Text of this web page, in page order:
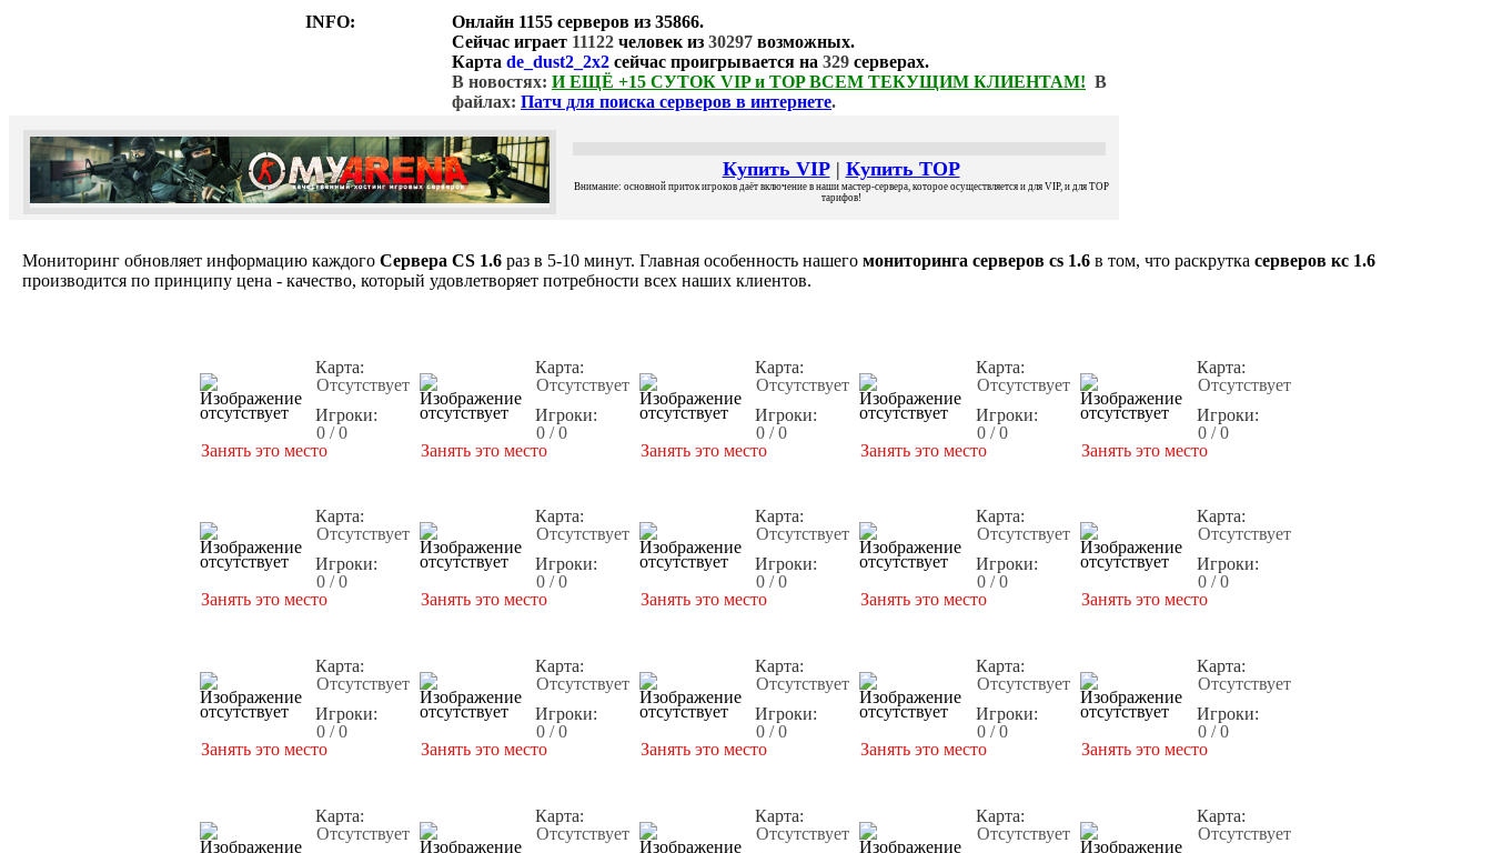
INFO: Онлайн 1155 серверов из 35866.
Сейчас играет 11122 человек из 30297 возможных.
Карта de_dust2_2x2 сейчас проигрывается на 329 серверах.
В новостях: И ЕЩЁ +15 СУТОК VIP и TOP ВСЕМ ТЕКУЩИМ КЛИЕНТАМ! В
файлах: Патч для поиска серверов в интернете.
Купить VIP| Купить TOP
Внимание: основной приток игроков даёт включение в наши мастер-сервера, которое осуществляется и для VIP, и для TOP
тарифов!
Мониторинг обновляет информацию каждого Сервера CS 1.6 раз в 5-10 минут. Главная особенность нашего мониторинга серверов cs 1.6 в том, что раскрутка серверов кс 1.6
производится по принципу цена - качество, который удовлетворяет потребности всех наших клиентов.
Карта:
Отсутствует
Игроки:
0 / 0
Занять это место
Карта:
Отсутствует
Игроки:
0 / 0
Занять это место
Карта:
Отсутствует
Игроки:
0 / 0
Занять это место
Карта:
Отсутствует
Игроки:
0 / 0
Занять это место
Карта:
Отсутствует
Игроки:
0 / 0
Занять это место
Карта:
Отсутствует
Игроки:
0 / 0
Занять это место
Карта:
Отсутствует
Игроки:
0 / 0
Занять это место
Карта:
Отсутствует
Игроки:
0 / 0
Занять это место
Карта:
Отсутствует
Игроки:
0 / 0
Занять это место
Карта:
Отсутствует
Игроки:
0 / 0
Занять это место
Карта:
Отсутствует
Игроки:
0 / 0
Занять это место
Карта:
Отсутствует
Игроки:
0 / 0
Занять это место
Карта:
Отсутствует
Игроки:
0 / 0
Занять это место
Карта:
Отсутствует
Игроки:
0 / 0
Занять это место
Карта:
Отсутствует
Игроки:
0 / 0
Занять это место
Карта:
Отсутствует
Карта:
Отсутствует
Карта:
Отсутствует
Карта:
Отсутствует
Карта:
Отсутствует